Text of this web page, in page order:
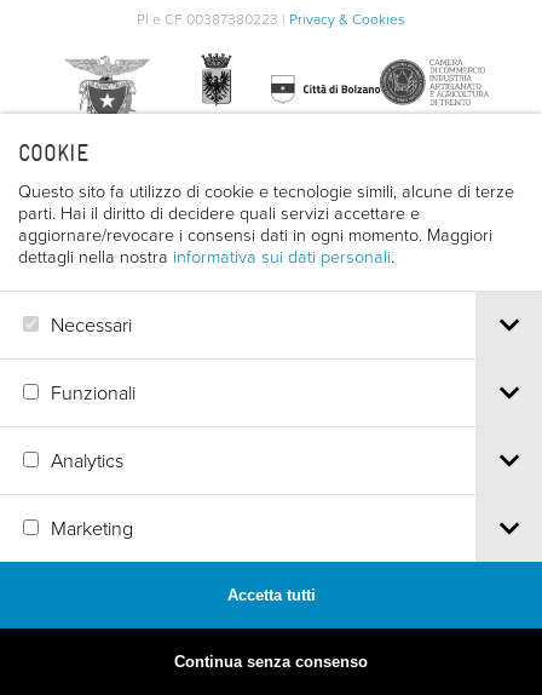
COOKIE
Questo sito fa utilizzo di cookie e tecnologie simili, alcune di terze
parti. Hai il diritto di decidere quali servizi accettare e
aggiornare/revocare i consensi dati in ogni momento. Maggiori
dettagli nella nostra informativa sui dati personali.
Necessari
Funzionali
Analytics
Marketing
Accetta tutti
Continua senza consenso
PI e CF 00387380223 | Privacy & Cookies